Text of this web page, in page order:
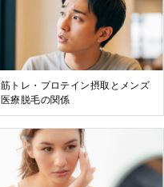
筋トレ・プロテイン摂取とメンズ
医療脱毛の関係